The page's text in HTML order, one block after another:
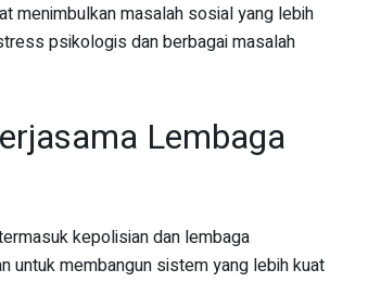
menimbulkan masalah sosial yang lebih
psikologis dan berbagai masalah
Lembaga
kepolisian dan lembaga
untuk membangun sistem yang lebih kuat